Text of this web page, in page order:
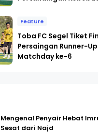
Feature
Toba FC Segel Tiket
Persaingan Runner-
Matchday ke-6
Mengenal Penyair Hebat
Sesat dari Najd